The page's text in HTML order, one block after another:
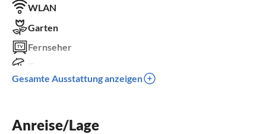
WLAN
Garten
Fernseher
Spülmaschine
Kamin
Gesamte Ausstattung anzeigen
Anreise/Lage